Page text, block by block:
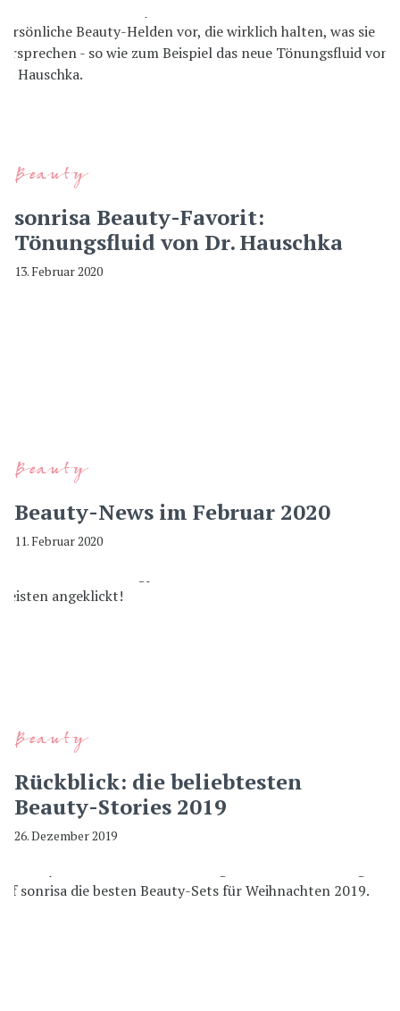
Beauty
sonrisa Beauty-Favorit:
Tönungsfluid von Dr. Hauschka
13. Februar 2020
Beauty
Beauty-News im Februar 2020
11. Februar 2020
Beauty
Rückblick: die beliebtesten
Beauty-Stories 2019
26. Dezember 2019